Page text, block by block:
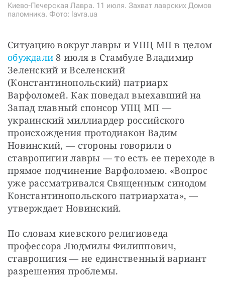
Киево-Печерская Лавра. 11 июля. Захват лаврских Домов
паломника. Фото: lavra.ua
обуждали 8 июля в Стамбуле Владимир
Зеленский и Вселенский
(Константинопольский) патриарх
Варфоломей. Как поведал выехавший на
Запад главный спонсор УПЦ МП —
украинский миллиардер российского
происхождения протодиакон Вадим
Новинский, — стороны говорили о
ставропигии лавры — то есть ее переходе в
прямое подчинение Варфоломею. «Вопрос
уже рассматривался Священным синодом
Константинопольского патриархата», —
утверждает Новинский.
По словам киевского религиоведа
профессора Людмилы Филиппович,
ставропигия — не единственный вариант
разрешения проблемы.